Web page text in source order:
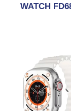
WATCH